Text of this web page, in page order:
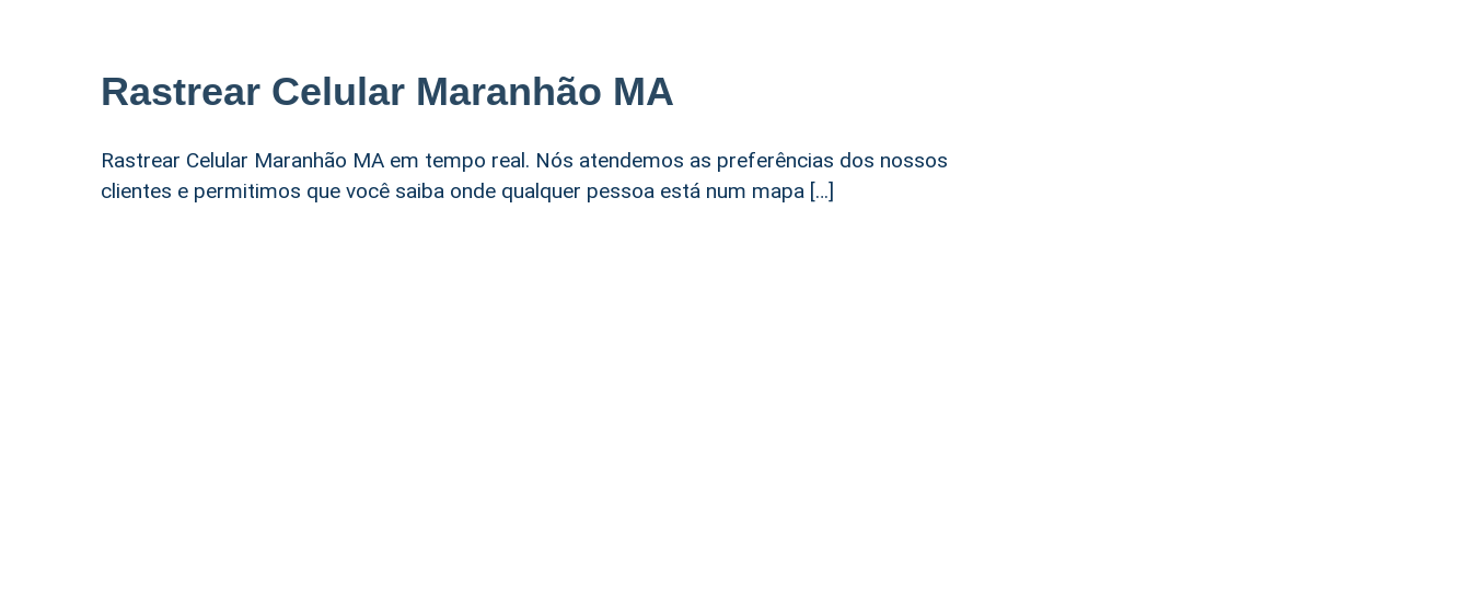
Rastrear Celular Maranhão MA
Rastrear Celular Maranhão MA em tempo real. Nós atendemos as preferências dos nossos
clientes e permitimos que você saiba onde qualquer pessoa está num mapa […]